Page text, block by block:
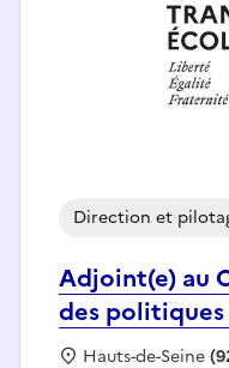
Adjoint(e) au
des
Direction et
Localisation :
Hauts-de-Seine